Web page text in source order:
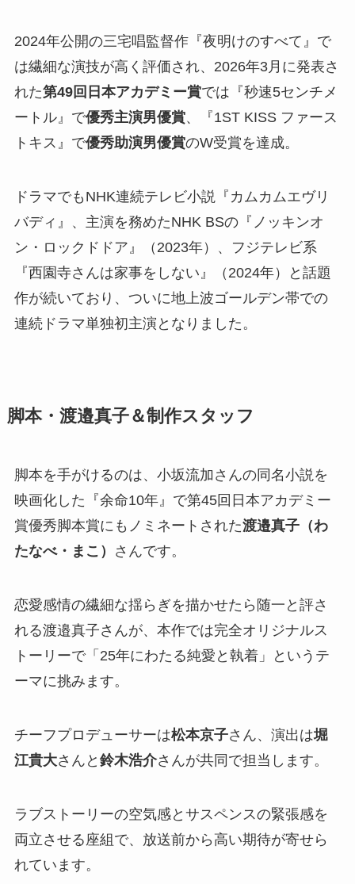
2024年公開の三宅唱監督作『夜明けのすべて』で
は繊細な演技が高く評価され、2026年3月に発表さ
れた第49回日本アカデミー賞では『秒速5センチメ
ートル』で優秀主演男優賞、『1ST KISS ファース
トキス』で優秀助演男優賞のW受賞を達成。
ドラマでもNHK連続テレビ小説『カムカムエヴリ
バディ』、主演を務めたNHK BSの『ノッキンオ
ン・ロックドドア』（2023年）、フジテレビ系
『西園寺さんは家事をしない』（2024年）と話題
作が続いており、ついに地上波ゴールデン帯での
連続ドラマ単独初主演となりました。
脚本・渡邉真子＆制作スタッフ
脚本を手がけるのは、小坂流加さんの同名小説を
映画化した『余命10年』で第45回日本アカデミー
賞優秀脚本賞にもノミネートされた渡邉真子（わ
たなべ・まこ）
さんです。
恋愛感情の繊細な揺らぎを描かせたら随一と評さ
れる渡邉真子さんが、本作では完全オリジナルス
トーリーで「25年にわたる純愛と執着」というテ
ーマに挑みます。
チーフプロデューサーは松本京子さん、演出は堀
江貴大さんと 鈴木浩介さんが共同で担当します。
ラブストーリーの空気感とサスペンスの緊張感を
両立させる座組で、放送前から高い期待が寄せら
れています。